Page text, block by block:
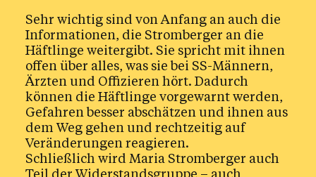
Sehr wichtig sind von Anfang an auch die
Informationen, die Stromberger an die
Häftlinge weitergibt. Sie spricht mit ihnen
offen über alles, was sie bei SS-Männern,
Ärzten und Offizieren hört. Dadurch
können die Häftlinge vorgewarnt werden,
Gefahren besser abschätzen und ihnen aus
dem Weg gehen und rechtzeitig auf
Veränderungen reagieren.
Schließlich wird Maria Stromberger auch